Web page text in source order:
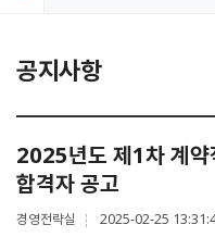
공지사항
2025년도 제1차 계약
합격자 공고
경영전략실 2025-02-25